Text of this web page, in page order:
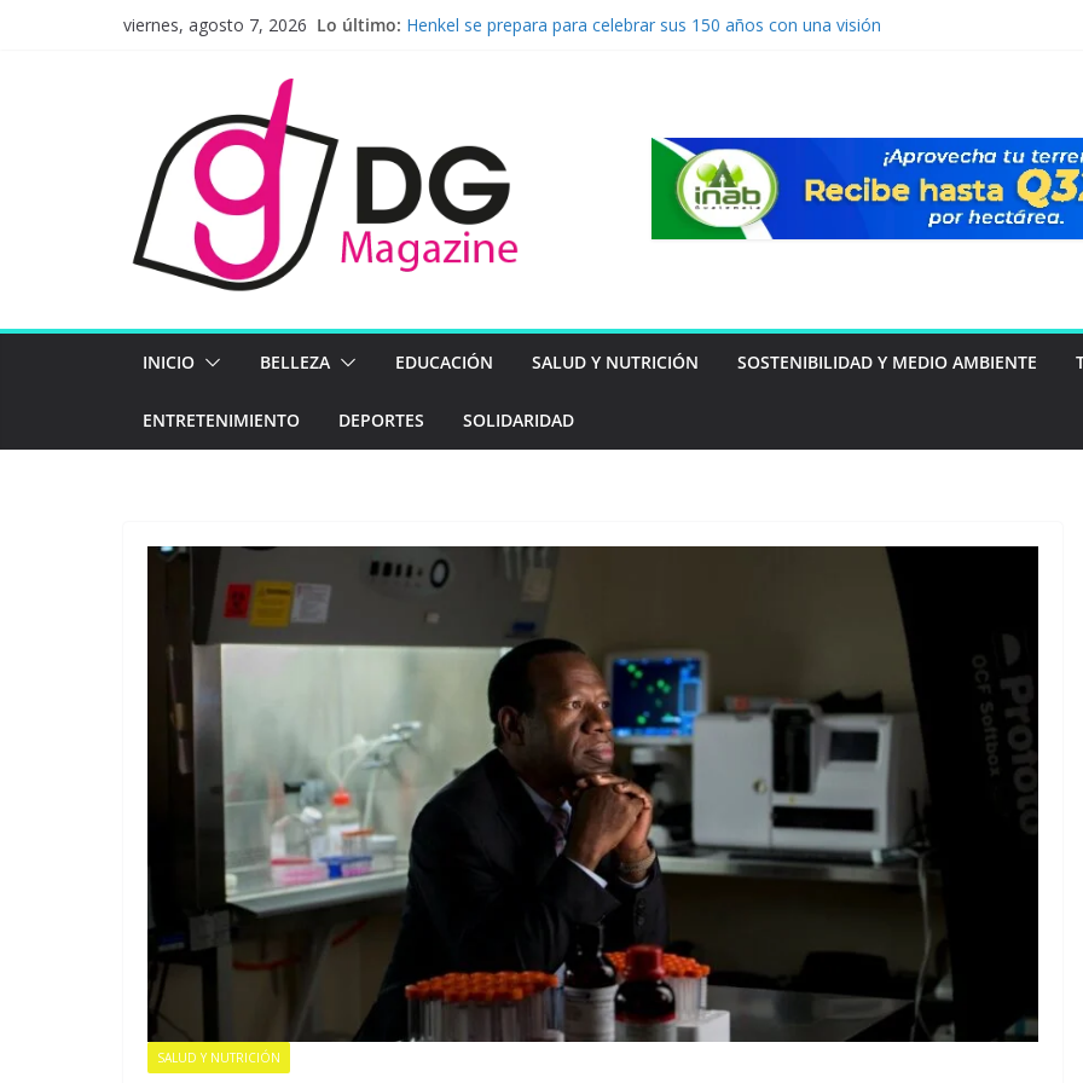
viernes, agosto 7, 2026 Lo último: Henkel se prepara para celebrar sus 150 años con una visión
BAC presenta sus resultados 2025 y amplía su impacto
económico, ambiental y social en Guatemala
Latinoamérica aporta 218 millones de euros al beneficio de
Mapfre en el primer semestre de 2026
INICIO BELLEZA EDUCACIÓN SALUD Y NUTRICIÓN SOSTENIBILIDAD Y MEDIO AMBIENTE
ENTRETENIMIENTO DEPORTES SOLIDARIDAD
SALUD Y NUTRICIÓN
EMPRESARIAL
Latinoamérica aporta
218 millones de euros al
EVENTOS
Nueva ley de prevención
de lavado: